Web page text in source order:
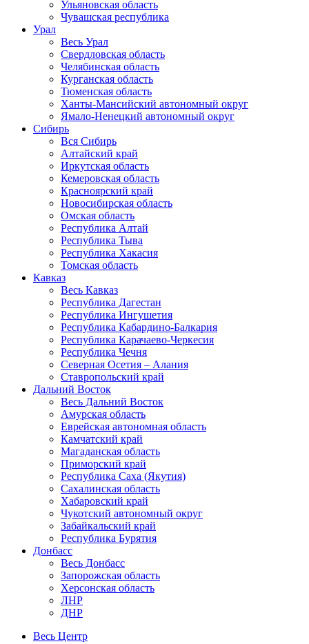
Ульяновская область
Чувашская республика
Урал
Весь Урал
Свердловская область
Челябинская область
Курганская область
Тюменская область
Ханты-Мансийский автономный округ
Ямало-Ненецкий автономный округ
Сибирь
Вся Сибирь
Алтайский край
Иркутская область
Кемеровская область
Красноярский край
Новосибирская область
Омская область
Республика Алтай
Республика Тыва
Республика Хакасия
Томская область
Кавказ
Весь Кавказ
Республика Дагестан
Республика Ингушетия
Республика Кабардино-Балкария
Республика Карачаево-Черкесия
Республика Чечня
Северная Осетия – Алания
Ставропольский край
Дальний Восток
Весь Дальний Восток
Амурская область
Еврейская автономная область
Камчатский край
Магаданская область
Приморский край
Республика Саха (Якутия)
Сахалинская область
Хабаровский край
Чукотский автономный округ
Забайкальский край
Республика Бурятия
Донбасс
Весь Донбасс
Запорожская область
Херсонская область
ЛНР
ДНР
Весь Центр